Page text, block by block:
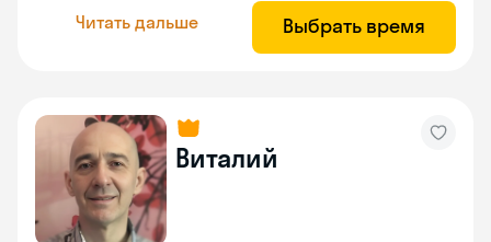
Читать дальше Выбрать время
Виталий